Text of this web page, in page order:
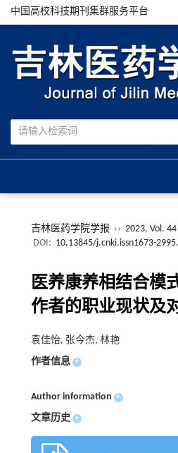
中国高校科技期刊集群服务平台
吉林医药学院学报 ›› 2023, Vol. 44
DOI: 10.13845/j.cnki.issn1673-
医养康养相结合模
作者的职业现状及
袁佳怡, 张今杰, 林艳
作者信息 +
Author information +
文章历史 +